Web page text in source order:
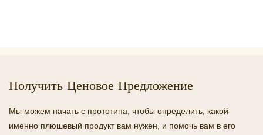
Получить Ценовое Предложение
Мы можем начать с прототипа, чтобы определить, какой
именно плюшевый продукт вам нужен, и помочь вам в его